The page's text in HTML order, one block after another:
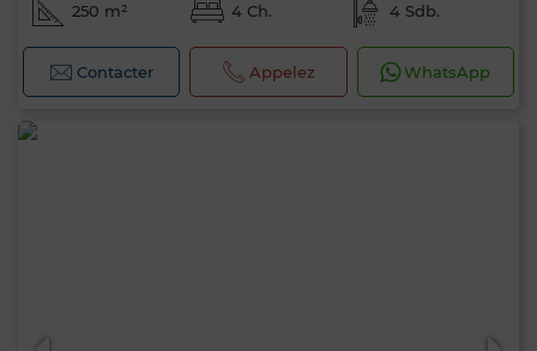
250 m² 4 Ch. 4 Sdb.
Contacter Appelez WhatsApp